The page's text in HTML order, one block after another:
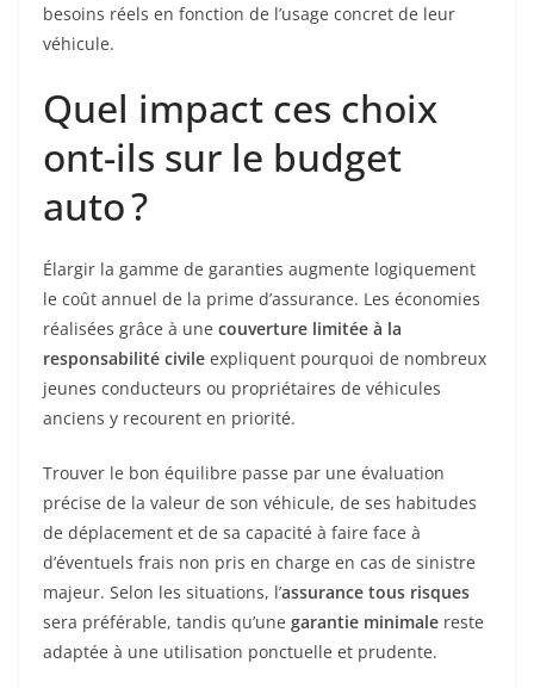
besoins réels en fonction de l’usage concret de leur
véhicule.
Quel impact ces choix
ont-ils sur le budget
auto ?
Élargir la gamme de garanties augmente logiquement
le coût annuel de la prime d’assurance. Les économies
réalisées grâce à une couverture limitée à la
responsabilité civile expliquent pourquoi de nombreux
jeunes conducteurs ou propriétaires de véhicules
anciens y recourent en priorité.
Trouver le bon équilibre passe par une évaluation
précise de la valeur de son véhicule, de ses habitudes
de déplacement et de sa capacité à faire face à
d’éventuels frais non pris en charge en cas de sinistre
majeur. Selon les situations, l’assurance tous risques
sera préférable, tandis qu’une garantie minimale reste
adaptée à une utilisation ponctuelle et prudente.